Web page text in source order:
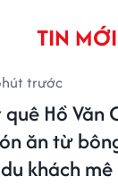
TIN MỚI
trước
quê Hồ
ăn từ
khách